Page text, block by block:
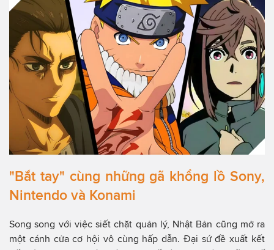
"Bắt tay" cùng những gã khổng lồ Sony,
Nintendo và Konami
Song song với việc siết chặt quản lý, Nhật Bản cũng mở ra
một cánh cửa cơ hội vô cùng hấp dẫn. Đại sứ đề xuất kết